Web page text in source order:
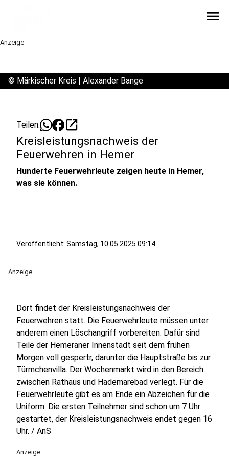
menu
Anzeige
© Märkischer Kreis | Alexander Bange
Teilen: open_in_new
Kreisleistungsnachweis der
Feuerwehren in Hemer
Hunderte Feuerwehrleute zeigen heute in Hemer,
was sie können.
Veröffentlicht: Samstag, 10.05.2025 09:14
Anzeige
Dort findet der Kreisleistungsnachweis der
Feuerwehren statt. Die Feuerwehrleute müssen unter
anderem einen Löschangriff vorbereiten. Dafür sind
Teile der Hemeraner Innenstadt seit dem frühen
Morgen voll gespertr, darunter die Hauptstraße bis zur
Türmchenvilla. Der Wochenmarkt wird in den Bereich
zwischen Rathaus und Hademarebad verlegt. Für die
Feuerwehrleute gibt es am Ende ein Abzeichen für die
Uniform. Die ersten Teilnehmer sind schon um 7 Uhr
gestartet, der Kreisleistungsnachweis endet gegen 16
Uhr. / AnS
Anzeige